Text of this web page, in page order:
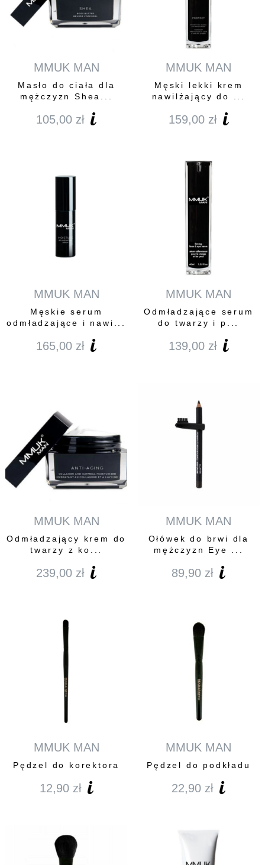
MMUK MAN
Masło do ciała dla
mężczyzn Shea...
105,00 zł
MMUK MAN
Męski lekki krem
nawilżający do ...
159,00 zł
MMUK MAN
Męskie serum
odmładzające i nawi...
165,00 zł
MMUK MAN
Odmładzające serum
do twarzy i p...
139,00 zł
MMUK MAN
Odmładzający krem do
twarzy z ko...
239,00 zł
MMUK MAN
Ołówek do brwi dla
mężczyzn Eye ...
89,90 zł
MMUK MAN
Pędzel do korektora
12,90 zł
MMUK MAN
Pędzel do podkładu
22,90 zł